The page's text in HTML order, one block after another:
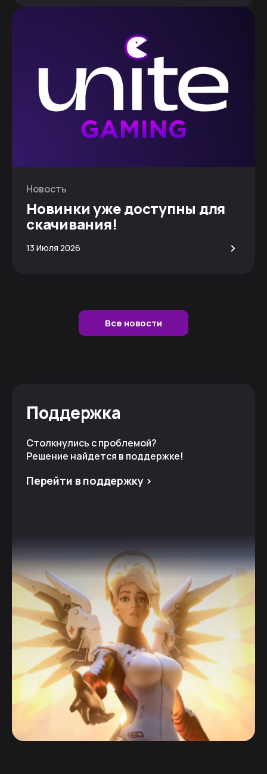
Новость
Новинки уже доступны для
скачивания!
13 Июля 2026 >
Все новости
Поддержка
Столкнулись с проблемой?
Решение найдется в поддержке!
Перейти в поддержку >